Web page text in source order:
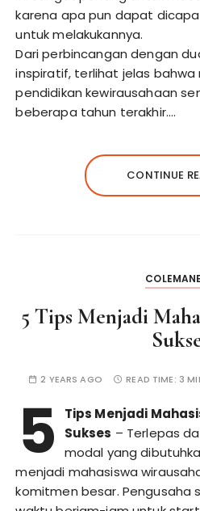
karena apa pun dapat
untuk melakukannya.
Dari perbincangan dengan
inspiratif, terlihat jelas
pendidikan kewirausahaan
beberapa tahun terakhir.…
CONTINUE
5 Tips Menjadi
2 YEARS AGO READ TIME: 3
5
Tips Menjadi
Sukses – Terlepas
modal yang
menjadi mahasiswa
komitmen besar. Pengusaha